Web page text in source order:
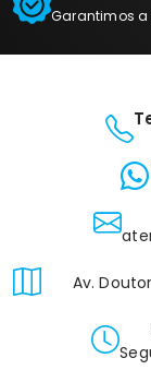
Garantimos
Av.